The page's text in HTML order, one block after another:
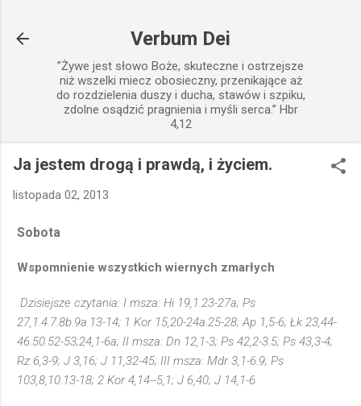
Verbum Dei
”Żywe jest słowo Boże, skuteczne i ostrzejsze
niż wszelki miecz obosieczny, przenikające aż
do rozdzielenia duszy i ducha, stawów i szpiku,
zdolne osądzić pragnienia i myśli serca.” Hbr
4,12
Ja jestem drogą i prawdą, i życiem.
listopada 02, 2013
Sobota
Wspomnienie wszystkich wiernych zmarłych
Dzisiejsze czytania: I msza: Hi 19,1.23-27a; Ps
27,1.4.7.8b.9a.13-14; 1 Kor 15,20-24a.25-28; Ap 1,5-6; Łk 23,44-
46.50.52-53;24,1-6a; II msza: Dn 12,1-3; Ps 42,2-3.5; Ps 43,3-4;
Rz 6,3-9; J 3,16; J 11,32-45; III msza: Mdr 3,1-6.9; Ps
103,8,10.13-18; 2 Kor 4,14--5,1; J 6,40; J 14,1-6